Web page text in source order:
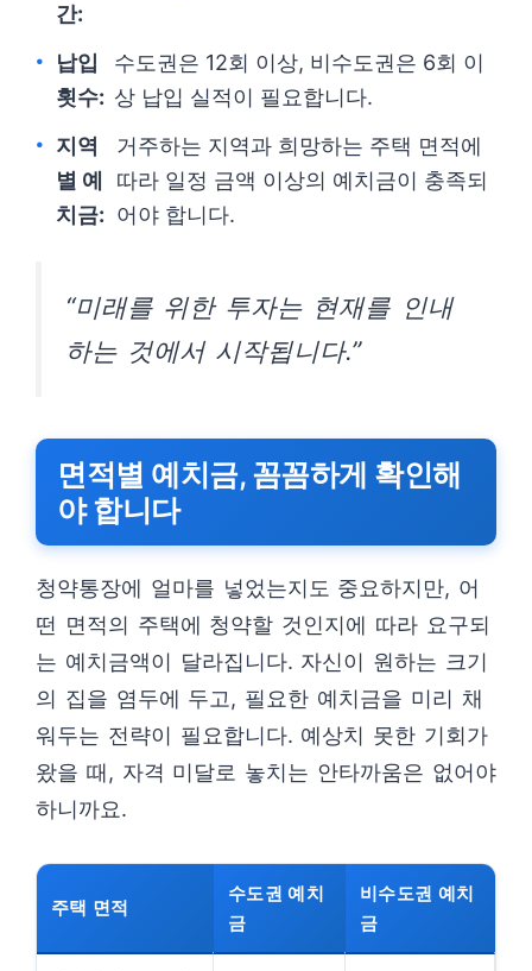
간:
납입
횟수:
수도권은 12회 이상, 비수도권은 6회 이
상 납입 실적이 필요합니다.
지역
별 예
치금:
거주하는 지역과 희망하는 주택 면적에
따라 일정 금액 이상의 예치금이 충족되
어야 합니다.
“미래를 위한 투자는 현재를 인내
하는 것에서 시작됩니다.”
면적별 예치금, 꼼꼼하게 확인해
야 합니다
청약통장에 얼마를 넣었는지도 중요하지만, 어
떤 면적의 주택에 청약할 것인지에 따라 요구되
는 예치금액이 달라집니다. 자신이 원하는 크기
의 집을 염두에 두고, 필요한 예치금을 미리 채
워두는 전략이 필요합니다. 예상치 못한 기회가
왔을 때, 자격 미달로 놓치는 안타까움은 없어야
하니까요.
주택 면적
수도권 예치
금
비수도권 예치
금